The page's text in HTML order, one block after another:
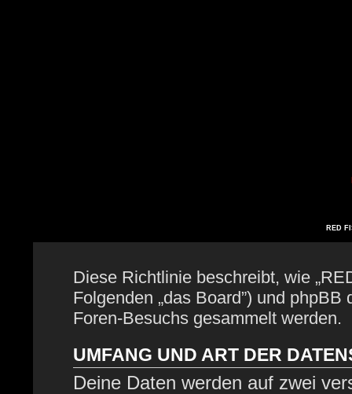
RED
Diese Richtlinie beschreibt, wie
Folgenden „das Board”) und
Foren-Besuchs gesammelt werden.
UMFANG UND ART DER
Deine Daten werden auf zwei